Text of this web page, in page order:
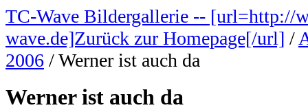
TC-Wave Bildergallerie -- [url=http://
wave.de]Zurück zur Homepage[/url] /
2006 /Werner ist auch da
Werner ist auch da